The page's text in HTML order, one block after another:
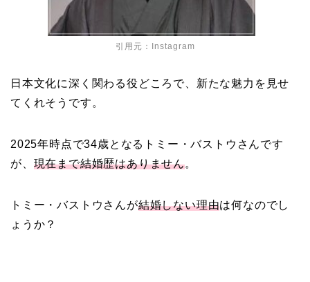
引用元： Instagram
日本文化に深く関わる役どころで、新たな魅力を見せ
てくれそうです。
2025年時点で34歳となるトミー・バストウさんです
が、 現在まで結婚歴はありません。
トミー・バストウさんが結婚しない理由は何なのでし
ょうか？